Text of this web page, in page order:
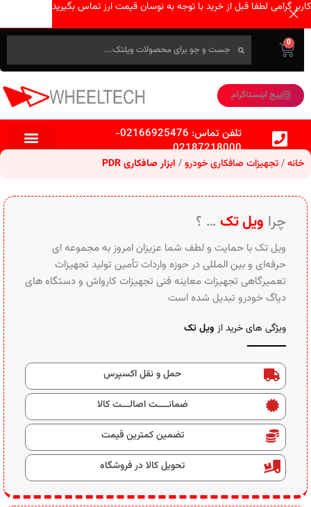
0
پیج اینستاگرام
تلفن تماس: 02166925476
-
02187218000
خانه تجهیزات صافکاری خودرو ابزار صافکاری PDR
چرا ویل تک … ؟
ویل تک با حمایت و لطف شما عزیزان امروز به مجموعه ای
حرفه‌ای و بین‌ المللی در حوزه واردات تأمین تولید تجهیزات
تعمیرگاهی تجهیزات معاینه فنی تجهیزات کارواش و دستگاه های
دیاگ خودرو تبدیل شده است
ویژگی های خرید از ویل تک
حمل و نقل اکسپرس
ضمانــــت اصالـــت کالا
تضمین کمترین قیمت
تحویل کالا در فروشگاه
کاربر گرامی لطفا قبل از خرید با توجه به نوسان قیمت ارز تماس بگیرید